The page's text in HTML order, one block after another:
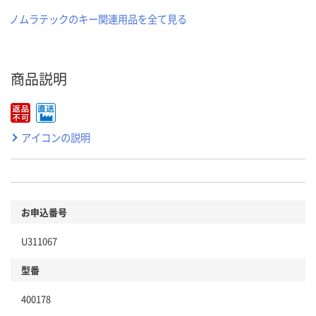
ノムラテックのキー関連用品を全て見る
商品説明
アイコンの説明
お申込番号
U311067
型番
400178